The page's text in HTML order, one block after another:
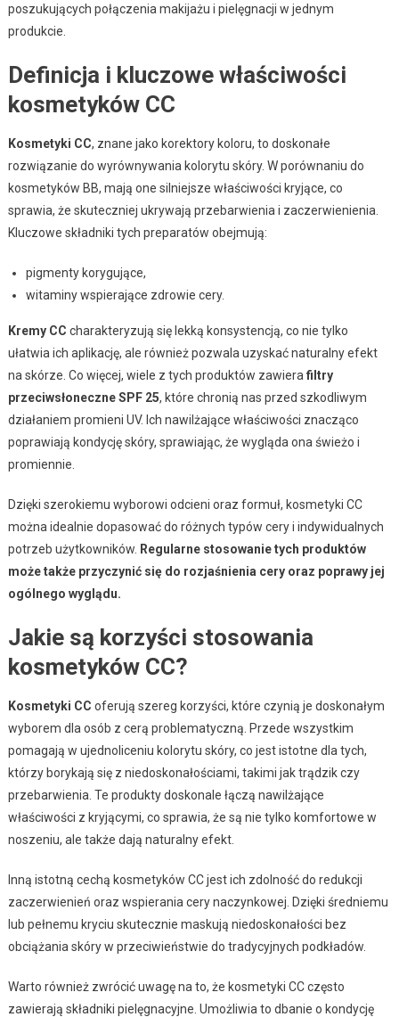
poszukujących połączenia makijażu i pielęgnacji w jednym
produkcie.
Definicja i kluczowe właściwości
kosmetyków CC
Kosmetyki CC, znane jako korektory koloru, to doskonałe
rozwiązanie do wyrównywania kolorytu skóry. W porównaniu do
kosmetyków BB, mają one silniejsze właściwości kryjące, co
sprawia, że skuteczniej ukrywają przebarwienia i zaczerwienienia.
Kluczowe składniki tych preparatów obejmują:
pigmenty korygujące,
witaminy wspierające zdrowie cery.
Kremy CC charakteryzują się lekką konsystencją, co nie tylko
ułatwia ich aplikację, ale również pozwala uzyskać naturalny efekt
na skórze. Co więcej, wiele z tych produktów zawiera filtry
przeciwsłoneczne SPF 25, które chronią nas przed szkodliwym
działaniem promieni UV. Ich nawilżające właściwości znacząco
poprawiają kondycję skóry, sprawiając, że wygląda ona świeżo i
promiennie.
Dzięki szerokiemu wyborowi odcieni oraz formuł, kosmetyki CC
można idealnie dopasować do różnych typów cery i indywidualnych
potrzeb użytkowników. Regularne stosowanie tych produktów
może także przyczynić się do rozjaśnienia cery oraz poprawy jej
ogólnego wyglądu.
Jakie są korzyści stosowania
kosmetyków CC?
Kosmetyki CC oferują szereg korzyści, które czynią je doskonałym
wyborem dla osób z cerą problematyczną. Przede wszystkim
pomagają w ujednoliceniu kolorytu skóry, co jest istotne dla tych,
którzy borykają się z niedoskonałościami, takimi jak trądzik czy
przebarwienia. Te produkty doskonale łączą nawilżające
właściwości z kryjącymi, co sprawia, że są nie tylko komfortowe w
noszeniu, ale także dają naturalny efekt.
Inną istotną cechą kosmetyków CC jest ich zdolność do redukcji
zaczerwienień oraz wspierania cery naczynkowej. Dzięki średniemu
lub pełnemu kryciu skutecznie maskują niedoskonałości bez
obciążania skóry w przeciwieństwie do tradycyjnych podkładów.
Warto również zwrócić uwagę na to, że kosmetyki CC często
zawierają składniki pielęgnacyjne. Umożliwia to dbanie o kondycję